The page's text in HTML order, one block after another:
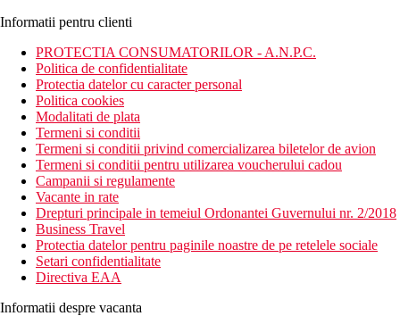
Informatii pentru clienti
PROTECTIA CONSUMATORILOR - A.N.P.C.
Politica de confidentialitate
Protectia datelor cu caracter personal
Politica cookies
Modalitati de plata
Termeni si conditii
Termeni si conditii privind comercializarea biletelor de avion
Termeni si conditii pentru utilizarea voucherului cadou
Campanii si regulamente
Vacante in rate
Drepturi principale in temeiul Ordonantei Guvernului nr. 2/2018
Business Travel
Protectia datelor pentru paginile noastre de pe retelele sociale
Setari confidentialitate
Directiva EAA
Informatii despre vacanta